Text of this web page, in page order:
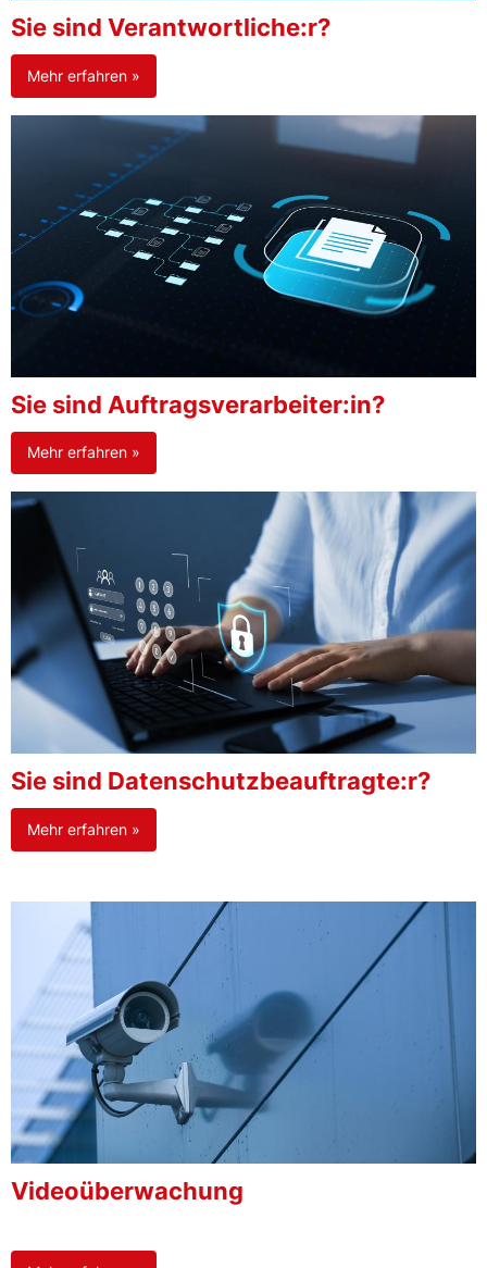
Sie sind Verantwortliche:r?
Mehr erfahren »
Sie sind Auftragsverarbeiter:in?
Mehr erfahren »
Sie sind Datenschutzbeauftragte:r?
Mehr erfahren »
Videoüberwachung